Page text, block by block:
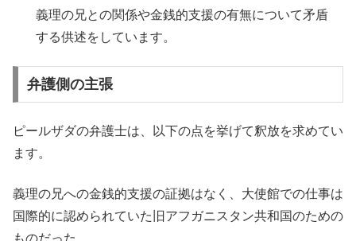
義理の兄との関係や金銭的支援の有無について矛盾
する供述をしています。
弁護側の主張
ピールザダの弁護士は、以下の点を挙げて釈放を求めてい
ます。
義理の兄への金銭的支援の証拠はなく、大使館での仕事は
国際的に認められていた旧アフガニスタン共和国のための
ものだった。